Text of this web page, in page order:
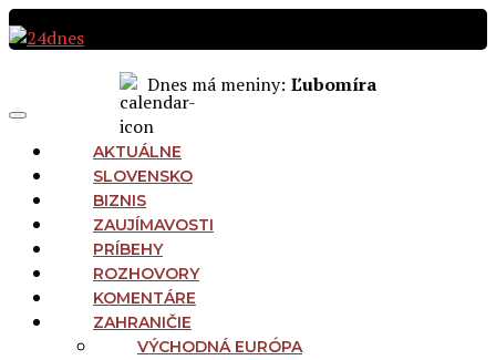
Preskočiť
na
Dnes má meniny: Ľubomíra
NAVIGATION
Menu
AKTUÁLNE
SLOVENSKO
BIZNIS
ZAUJÍMAVOSTI
PRÍBEHY
ROZHOVORY
KOMENTÁRE
ZAHRANIČIE
VÝCHODNÁ EURÓPA